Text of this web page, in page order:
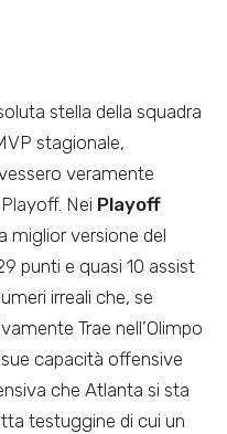
stella della squadra
stagionale,
veramente
Nei Playoff
miglior versione del
punti e quasi 10 assist
irreali che, se
Trae nell’Olimpo
capacità offensive
che Atlanta si sta
testuggine di cui un